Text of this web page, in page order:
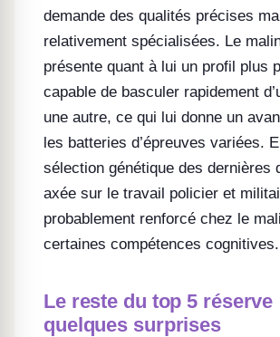
demande des qualités précises
relativement spécialisées. Le
présente quant à lui un profil plus
capable de basculer rapidement
une autre, ce qui lui donne un
les batteries d’épreuves variées.
sélection génétique des dernières
axée sur le travail policier et
probablement renforcé chez le
certaines compétences cognitives.
Le reste du top 5 réserve
quelques surprises